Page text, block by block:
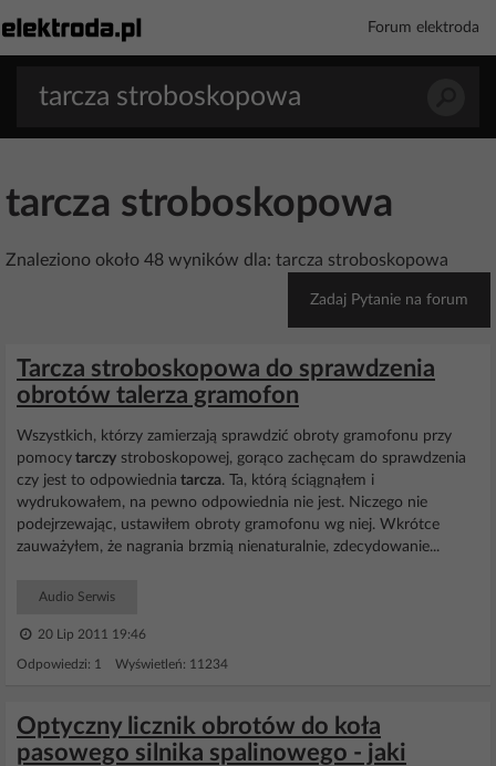
Forum elektroda
tarcza stroboskopowa
Znaleziono około 48 wyników dla: tarcza stroboskopowa
Zadaj Pytanie na forum
Tarcza stroboskopowa do sprawdzenia
obrotów talerza gramofon
Wszystkich, którzy zamierzają sprawdzić obroty gramofonu przy
pomocy tarczy stroboskopowej, gorąco zachęcam do sprawdzenia
czy jest to odpowiednia tarcza. Ta, którą ściągnąłem i
wydrukowałem, na pewno odpowiednia nie jest. Niczego nie
podejrzewając, ustawiłem obroty gramofonu wg niej. Wkrótce
zauważyłem, że nagrania brzmią nienaturalnie, zdecydowanie...
Audio Serwis
20 Lip 2011 19:46
Odpowiedzi: 1 Wyświetleń: 11234
Optyczny licznik obrotów do koła
pasowego silnika spalinowego - jaki